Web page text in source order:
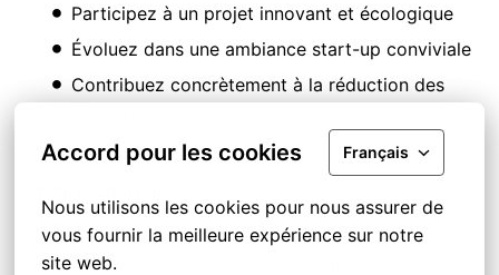
Accord pour les cookies Français
Nous utilisons les cookies pour nous assurer de
vous fournir la meilleure expérience sur notre
site web.
Participez à un projet innovant et écologique
Évoluez dans une ambiance start-up conviviale
Contribuez concrètement à la réduction des
Étudiant(e) motivé(e) et dynamique
Sensible aux enjeux environnementaux